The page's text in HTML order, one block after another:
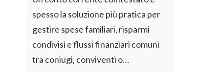
spesso la soluzione più pratica per
gestire spese familiari, risparmi
condivisi e flussi finanziari comuni
tra coniugi, conviventi o…